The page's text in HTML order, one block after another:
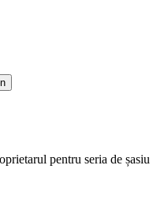
pentru seria de șasiu